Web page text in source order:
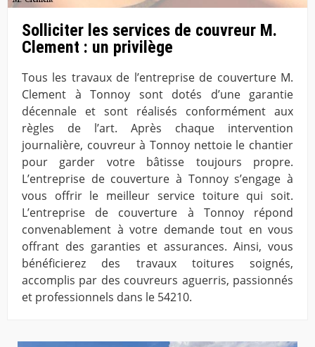
Solliciter les services de couvreur M.
Clement : un privilège
Tous les travaux de l’entreprise de couverture M.
Clement à Tonnoy sont dotés d’une garantie
décennale et sont réalisés conformément aux
règles de l’art. Après chaque intervention
journalière, couvreur à Tonnoy nettoie le chantier
pour garder votre bâtisse toujours propre.
L’entreprise de couverture à Tonnoy s’engage à
vous offrir le meilleur service toiture qui soit.
L’entreprise de couverture à Tonnoy répond
convenablement à votre demande tout en vous
offrant des garanties et assurances. Ainsi, vous
bénéficierez des travaux toitures soignés,
accomplis par des couvreurs aguerris, passionnés
et professionnels dans le 54210.